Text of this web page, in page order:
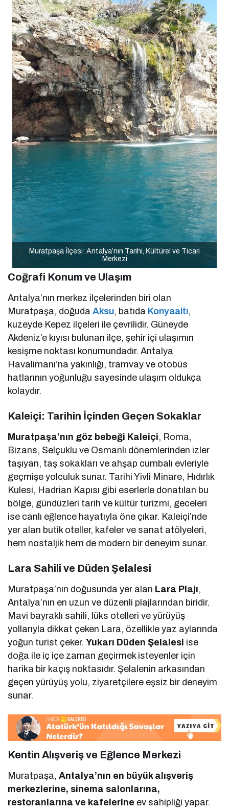
Muratpaşa İlçesi: Antalya’nın Tarihi, Kültürel ve Ticari
Merkezi
Coğrafi Konum ve Ulaşım
Antalya’nın merkez ilçelerinden biri olan
Muratpaşa, doğudaAksu, batıda Konyaaltı,
kuzeyde Kepez ilçeleri ile çevrilidir. Güneyde
Akdeniz’e kıyısı bulunan ilçe, şehir içi ulaşımın
kesişme noktası konumundadır. Antalya
Havalimanı’na yakınlığı, tramvay ve otobüs
hatlarının yoğunluğu sayesinde ulaşım oldukça
kolaydır.
Kaleiçi: Tarihin İçinden Geçen Sokaklar
Muratpaşa’nın göz bebeği Kaleiçi, Roma,
Bizans, Selçuklu ve Osmanlı dönemlerinden izler
taşıyan, taş sokakları ve ahşap cumbalı evleriyle
geçmişe yolculuk sunar. Tarihi Yivli Minare, Hıdırlık
Kulesi, Hadrian Kapısı gibi eserlerle donatılan bu
bölge, gündüzleri tarih ve kültür turizmi, geceleri
ise canlı eğlence hayatıyla öne çıkar. Kaleiçi’nde
yer alan butik oteller, kafeler ve sanat atölyeleri,
hem nostaljik hem de modern bir deneyim sunar.
Lara Sahili ve Düden Şelalesi
Muratpaşa’nın doğusunda yer alan Lara Plajı,
Antalya’nın en uzun ve düzenli plajlarından biridir.
Mavi bayraklı sahili, lüks otelleri ve yürüyüş
yollarıyla dikkat çeken Lara, özellikle yaz aylarında
yoğun turist çeker.Yukarı Düden Şelalesi ise
doğa ile iç içe zaman geçirmek isteyenler için
harika bir kaçış noktasıdır. Şelalenin arkasından
geçen yürüyüş yolu, ziyaretçilere eşsiz bir deneyim
sunar.
Kentin Alışveriş ve Eğlence Merkezi
Muratpaşa,Antalya’nın en büyük alışveriş
merkezlerine, sinema salonlarına,
restoranlarına ve kafelerine ev sahipliği yapar.